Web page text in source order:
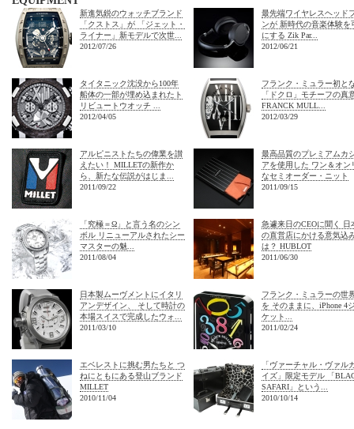
新進気鋭のウォッチブランド
「クストス」が 「ジェット・
ライナー」新モデルで次世...
2012/07/26
最先端ワイヤレスヘッド
ンが 新時代の音楽体験を
にする Zik Par...
2012/06/21
タイタニック沈没から100年
船体の一部が埋め込まれたト
リビュートウオッチ ...
2012/04/05
フランク・ミュラー初と
「ドクロ」モチーフの真
FRANCK MULL...
2012/03/29
アルピニストたちの偉業を讃
えたい！ MILLETの新作か
ら、新たな伝説がはじま...
2011/09/22
最高品質のプレミアムカ
アを使用した ワン＆オン
なセミオーダー・ニット
2011/09/15
「究極＝Ω」と言う名のシン
ボル リニューアルされたシー
マスターの魅...
2011/08/04
急遽来日のCEOに聞く 日
の直営店にかける意気込
は？ HUBLOT
2011/06/30
日本製ムーヴメントにイタリ
アンデザイン、 そして時計の
本場スイスで完成したウォ...
2011/03/10
フランク・ミュラーの世
を そのままに、iPhone 4
ケット...
2011/02/24
エベレストに挑む男たちと つ
ねにともにある登山ブランド
MILLET
2010/11/04
「ヴァーチャル・ヴァル
イズ」限定モデル 「
SAFARI」という...
2010/10/14